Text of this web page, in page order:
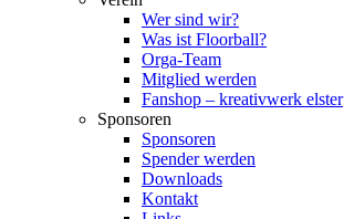
Wer sind wir?
Was ist Floorball?
Orga-Team
Mitglied werden
Fanshop – kreativwerk elster
Sponsoren
Sponsoren
Spender werden
Downloads
Kontakt